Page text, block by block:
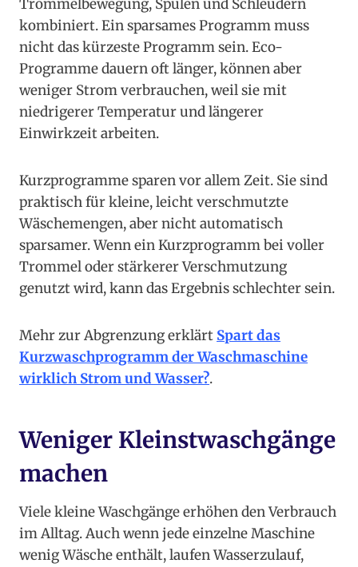
Trommelbewegung, Spülen und Schleudern
kombiniert. Ein sparsames Programm muss
nicht das kürzeste Programm sein. Eco-
Programme dauern oft länger, können aber
weniger Strom verbrauchen, weil sie mit
niedrigerer Temperatur und längerer
Einwirkzeit arbeiten.
Kurzprogramme sparen vor allem Zeit. Sie sind
praktisch für kleine, leicht verschmutzte
Wäschemengen, aber nicht automatisch
sparsamer. Wenn ein Kurzprogramm bei voller
Trommel oder stärkerer Verschmutzung
genutzt wird, kann das Ergebnis schlechter sein.
Mehr zur Abgrenzung erklärt Spart das
Kurzwaschprogramm der Waschmaschine
wirklich Strom und Wasser?.
Weniger Kleinstwaschgänge
machen
Viele kleine Waschgänge erhöhen den Verbrauch
im Alltag. Auch wenn jede einzelne Maschine
wenig Wäsche enthält, laufen Wasserzulauf,